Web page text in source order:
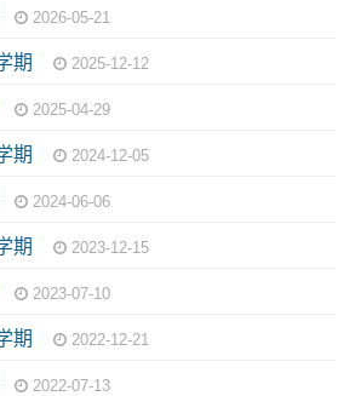
2026-05-21
期 2025-12-12
2025-04-29
期 2024-12-05
2024-06-06
期 2023-12-15
2023-07-10
期 2022-12-21
2022-07-13